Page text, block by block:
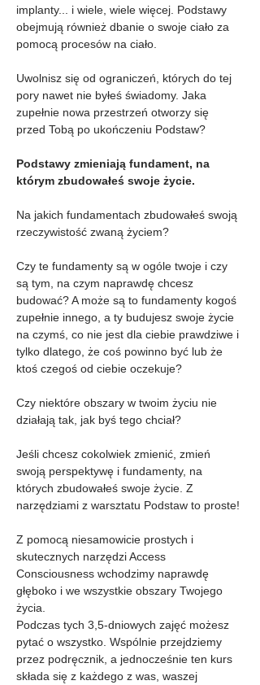
implanty... i wiele, wiele więcej. Podstawy
obejmują również dbanie o swoje ciało za
pomocą procesów na ciało.
Uwolnisz się od ograniczeń, których do tej
pory nawet nie byłeś świadomy. Jaka
zupełnie nowa przestrzeń otworzy się
przed Tobą po ukończeniu Podstaw?
Podstawy zmieniają fundament, na
którym zbudowałeś swoje życie.
Na jakich fundamentach zbudowałeś swoją
rzeczywistość zwaną życiem?
Czy te fundamenty są w ogóle twoje i czy
są tym, na czym naprawdę chcesz
budować? A może są to fundamenty kogoś
zupełnie innego, a ty budujesz swoje życie
na czymś, co nie jest dla ciebie prawdziwe i
tylko dlatego, że coś powinno być lub że
ktoś czegoś od ciebie oczekuje?
Czy niektóre obszary w twoim życiu nie
działają tak, jak byś tego chciał?
Jeśli chcesz cokolwiek zmienić, zmień
swoją perspektywę i fundamenty, na
których zbudowałeś swoje życie. Z
narzędziami z warsztatu Podstaw to proste!
Z pomocą niesamowicie prostych i
skutecznych narzędzi Access
Consciousness wchodzimy naprawdę
głęboko i we wszystkie obszary Twojego
życia.
Podczas tych 3,5-dniowych zajęć możesz
pytać o wszystko. Wspólnie przejdziemy
przez podręcznik, a jednocześnie ten kurs
składa się z każdego z was, waszej